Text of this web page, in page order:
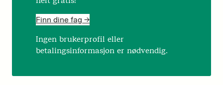
Finn dine fag ->
Ingen brukerprofil eller
betalingsinformasjon er nødvendig.